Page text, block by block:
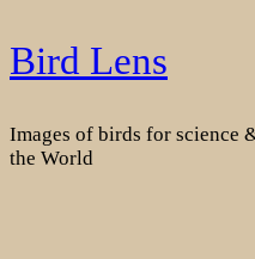
Skip
to
Bird Lens
Images of birds for science
the World